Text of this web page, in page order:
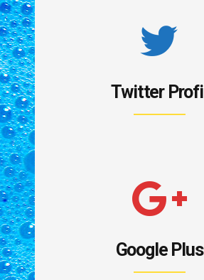
Twitter Profil
Google Plus